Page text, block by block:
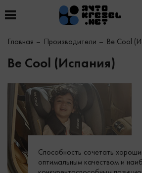
Главная Производители Be Cool
Be Cool (Испания)
Способность сочетать
оптимальным качеством и